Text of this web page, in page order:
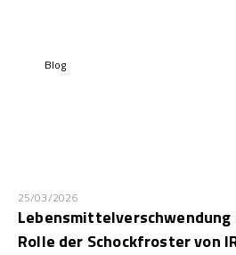
Blog
25/03/2026
Lebensmittelverschwendung
Rolle der Schockfroster von